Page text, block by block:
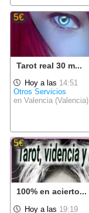
5€
Tarot real 30 m...
Hoy a las 14:51
Otros Servicios
en Valencia (Valencia)
5€
100% en acierto...
Hoy a las 19:19